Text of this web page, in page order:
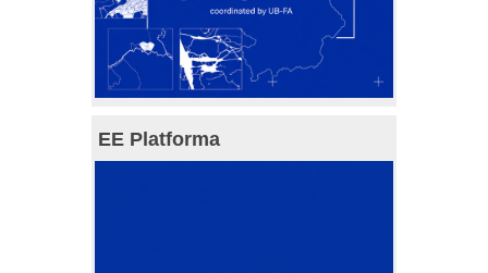
EE Platforma